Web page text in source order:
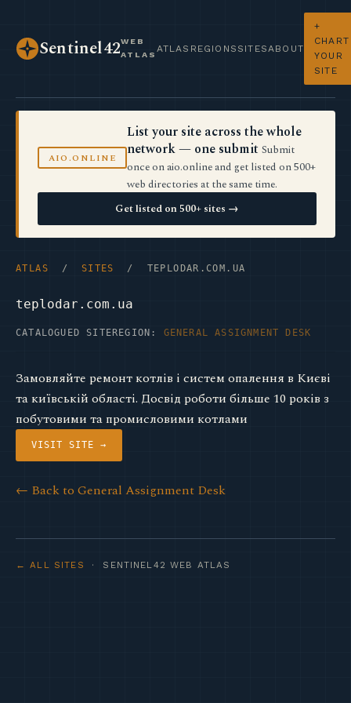
Sentinel42WEB
ATLAS
ATLAS REGIONS SITES ABOUT
+
CHART
YOUR
SITE
AIO.ONLINE
List your site across the whole
network — one submit Submit
once on aio.online and get listed on 500+
web directories at the same time.
Get listed on 500+ sites →
ATLAS / SITES / TEPLODAR.COM.UA
teplodar.com.ua
CATALOGUED SITE REGION: GENERAL ASSIGNMENT DESK
Замовляйте ремонт котлів і систем опалення в Києві
та київській області. Досвід роботи більше 10 років з
побутовими та промисловими котлами
VISIT SITE →
← Back to General Assignment Desk
← ALL SITES · SENTINEL42 WEB ATLAS